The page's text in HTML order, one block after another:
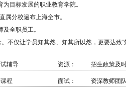
目标发展的职业教育学院。
属分校遍布上海全市。
全职员工。
不仅让学员知其然、知其所以然，更要达致“
辅导 资源： 招生政策及
程 面试： 资深教师团